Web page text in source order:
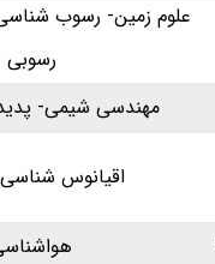
علوم زمین- رسوب
رسوبی
مهندسی شیمی-
اقیانوس